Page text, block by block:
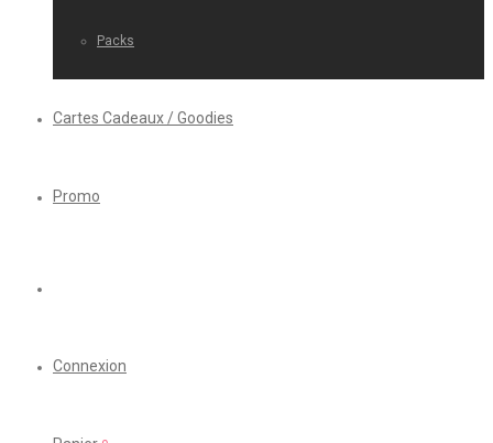
Packs
Cartes Cadeaux / Goodies
Promo
Connexion